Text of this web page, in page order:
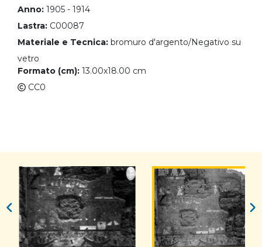
Anno: 1905 - 1914
Lastra: C00087
Materiale e Tecnica: bromuro d'argento/Negativo su
vetro
Formato (cm): 13.00x18.00 cm
CC0